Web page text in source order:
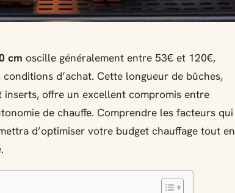
cm oscille généralement entre 53€ et 120€,
d’achat. Cette longueur de bûches,
offre un excellent compromis entre
de chauffe. Comprendre les facteurs qui
d’optimiser votre budget chauffage tout en